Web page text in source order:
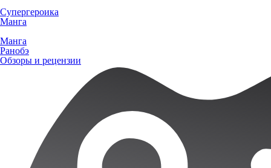
Супергероика
Манга
Манга
Ранобэ
Обзоры и рецензии